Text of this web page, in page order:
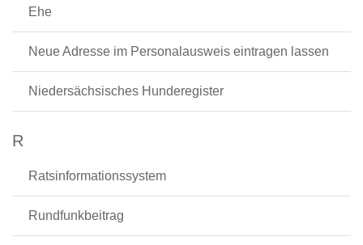
Ehe
Neue Adresse im Personalausweis eintragen lassen
Niedersächsisches Hunderegister
R
Ratsinformationssystem
Rundfunkbeitrag